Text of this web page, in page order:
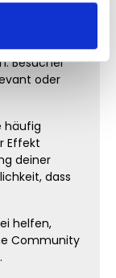
besitzt,
Besucher
oder
häufig
Effekt
deiner
dass
helfen,
Community